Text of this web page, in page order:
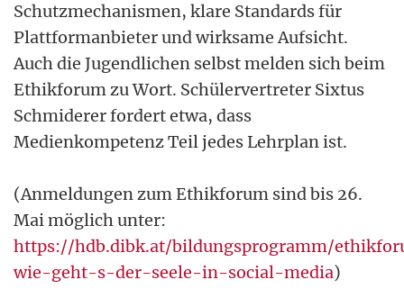
Schutzmechanismen, klare Standards für
Plattformanbieter und wirksame Aufsicht.
Auch die Jugendlichen selbst melden sich beim
Ethikforum zu Wort. Schülervertreter Sixtus
Schmiderer fordert etwa, dass
Medienkompetenz Teil jedes Lehrplan ist.
(Anmeldungen zum Ethikforum sind bis 26.
Mai möglich unter:
https://hdb.dibk.at/bildungsprogramm/
wie-geht-s-der-seele-in-social-media)